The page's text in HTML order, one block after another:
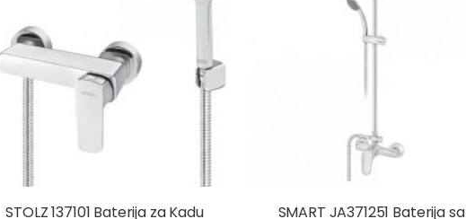
STOLZ 137101 Baterija za Kadu
SMART JA371251 Baterija sa